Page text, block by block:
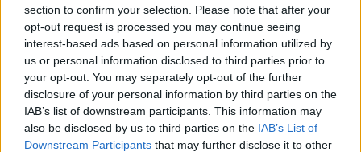
section to confirm your selection. Please note that after your
opt-out request is processed you may continue seeing
interest-based ads based on personal information utilized by
us or personal information disclosed to third parties prior to
your opt-out. You may separately opt-out of the further
disclosure of your personal information by third parties on the
IAB’s list of downstream participants. This information may
also be disclosed by us to third parties on the IAB’s List of
Downstream Participants that may further disclose it to other
AiAdhubMedia